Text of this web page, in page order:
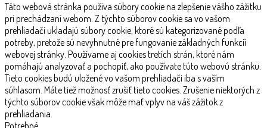
Táto webová stránka používa súbory cookie na zlepšenie vášho zážitku
pri prechádzaní webom. Z týchto súborov cookie sa vo vašom
prehliadači ukladajú súbory cookie, ktoré sú kategorizované podľa
potreby, pretože sú nevyhnutné pre fungovanie základných funkcií
webovej stránky. Používame aj cookies tretích strán, ktoré nám
pomáhajú analyzovať a pochopiť, ako používate túto webovú stránku.
Tieto cookies budú uložené vo vašom prehliadači iba s vaším
súhlasom. Máte tiež možnosť zrušiť tieto cookies. Zrušenie niektorých z
týchto súborov cookie však môže mať vplyv na váš zážitok z
prehliadania.